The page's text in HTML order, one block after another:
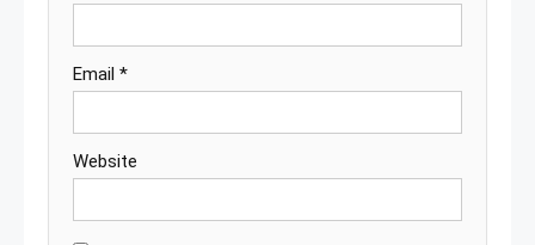
Email *
Website